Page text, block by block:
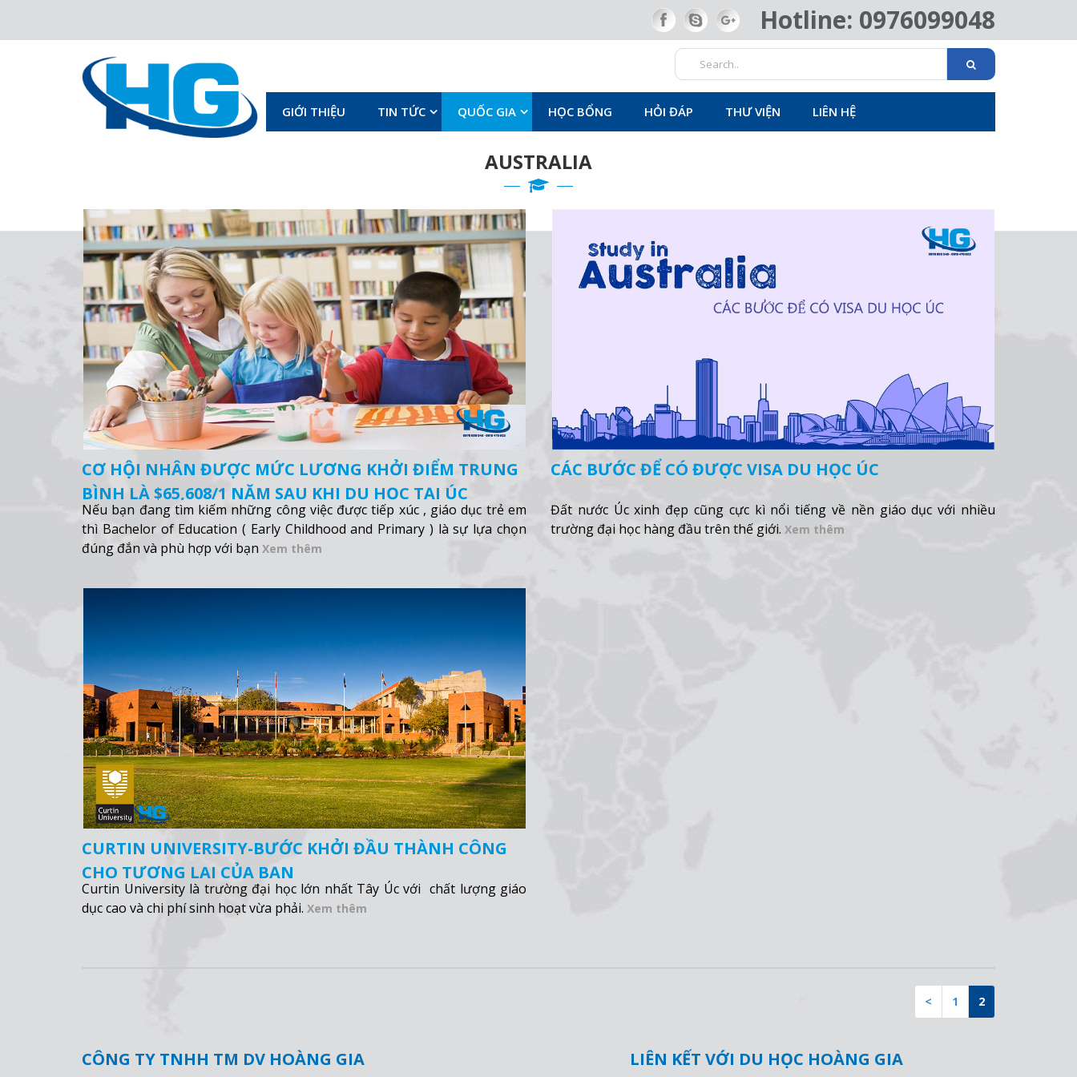
Hotline: 0976099048
GIỚI THIỆU TIN TỨC QUỐC GIA HỌC BỔNG HỎI ĐÁP THƯ VIỆN LIÊN HỆ
AUSTRALIA
CƠ HỘI NHÂN ĐƯỢC MỨC LƯƠNG KHỞI ĐIỂM TRUNG
BÌNH LÀ $65,608/1 NĂM SAU KHI DU HỌC TẠI ÚC
Nếu bạn đang tìm kiếm những công việc được tiếp xúc , giáo dục trẻ em
thì Bachelor of Education ( Early Childhood and Primary ) là sự lựa chọn
đúng đắn và phù hợp với bạn Xem thêm
CÁC BƯỚC ĐỂ CÓ ĐƯỢC VISA DU HỌC ÚC
Đất nước Úc xinh đẹp cũng cực kì nổi tiếng về nền giáo dục với nhiều
trường đại học hàng đầu trên thế giới. Xem thêm
CURTIN UNIVERSITY-BƯỚC KHỞI ĐẦU THÀNH CÔNG
CHO TƯƠNG LAI CỦA BẠN
Curtin University là trường đại học lớn nhất Tây Úc với chất lượng giáo
dục cao và chi phí sinh hoạt vừa phải. Xem thêm
< 1 2
CÔNG TY TNHH TM DV HOÀNG GIA LIÊN KẾT VỚI DU HỌC HOÀNG GIA